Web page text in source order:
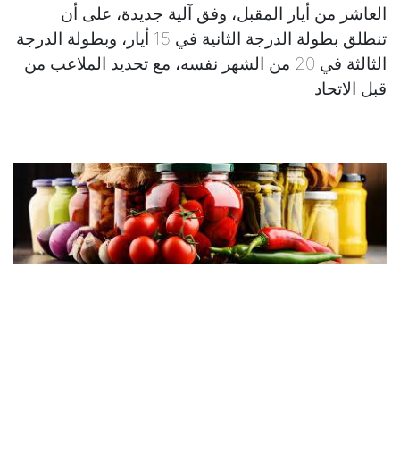
العاشر من أيار المقبل، وفق آلية جديدة، على أن
تنطلق بطولة الدرجة الثانية في 15 أيار، وبطولة الدرجة
الثالثة في 20 من الشهر نفسه، مع تحديد الملاعب من
قبل الاتحاد.